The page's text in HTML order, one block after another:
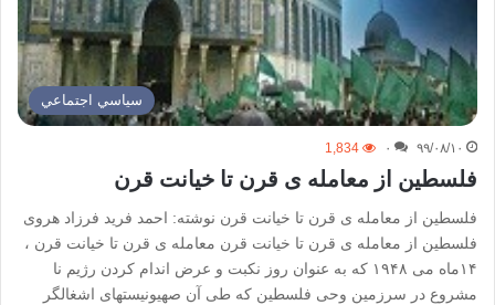
سياسي اجتماعي
۹۹/۰۸/۱۰ ۰ 1,834
فلسطین از معامله ی قرن تا خیانت قرن
فلسطین از معامله ­ی قرن تا خیانت قرن نوشته: احمد فرید فرزاد هروی
فلسطین از معامله ­ی قرن تا خیانت قرن معامله ­ی قرن تا خیانت قرن ،
۱۴ماه می ۱۹۴۸ که به عنوان روز نکبت و عرض اندام کردن رژیم نا
مشروع در سرزمین وحی فلسطین که طی آن صهیونیست­های اشغالگر